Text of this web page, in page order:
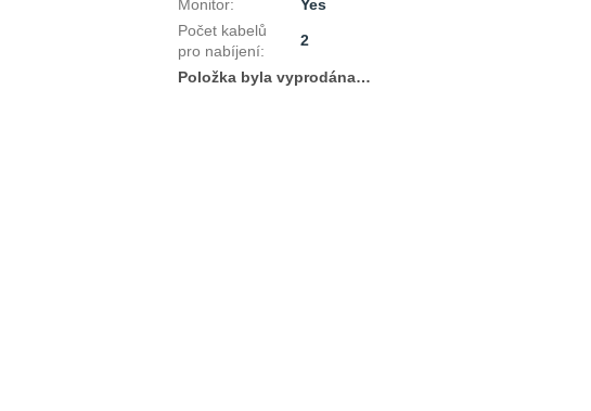
Monitor:
Yes
Počet kabelů
pro nabíjení:
2
Položka byla vyprodána…